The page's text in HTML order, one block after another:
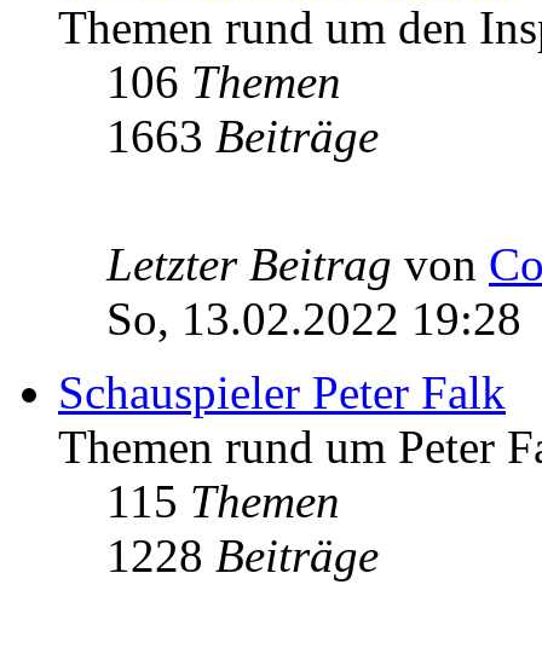
Themen rund um den
106 Themen
1663 Beiträge
Letzter Beitrag von
So, 13.02.2022 19:28
Schauspieler Peter Falk
Themen rund um Peter
115 Themen
1228 Beiträge